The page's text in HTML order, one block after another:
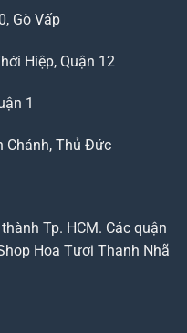
Gò Vấp
Hiệp, Quận 12
1
Chánh, Thủ Đức
Tp. HCM. Các quận
Hoa Tươi Thanh Nhã